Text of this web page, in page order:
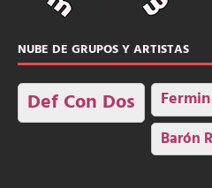
NUBE DE GRUPOS Y ARTISTAS
Def Con Dos
Barón